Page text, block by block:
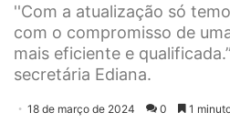
''Com a atualização só
com o compromisso de
mais eficiente e
secretária Ediana.
18 de março de 2024 0 1